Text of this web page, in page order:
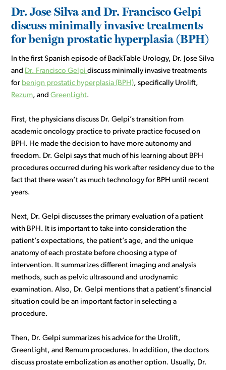
Dr. Jose Silva and Dr. Francisco Gelpi
discuss minimally invasive treatments
for benign prostatic hyperplasia (BPH)
In the first Spanish episode of BackTable Urology, Dr. Jose Silva
and Dr. Francisco Gelpidiscuss minimally invasive treatments
for benign prostatic hyperplasia (BPH), specifically Urolift,
Rezum, andGreenLight.
First, the physicians discuss Dr. Gelpi’s transition from
academic oncology practice to private practice focused on
BPH. He made the decision to have more autonomy and
freedom. Dr. Gelpi says that much of his learning about BPH
procedures occurred during his work after residency due to the
fact that there wasn’t as much technology for BPH until recent
years.
Next, Dr. Gelpi discusses the primary evaluation of a patient
with BPH. It is important to take into consideration the
patient’s expectations, the patient’s age, and the unique
anatomy of each prostate before choosing a type of
intervention. It summarizes different imaging and analysis
methods, such as pelvic ultrasound and urodynamic
examination. Also, Dr. Gelpi mentions that a patient’s financial
situation could be an important factor in selecting a
procedure.
Then, Dr. Gelpi summarizes his advice for the Urolift,
GreenLight, and Remum procedures. In addition, the doctors
discuss prostate embolization as another option. Usually, Dr.